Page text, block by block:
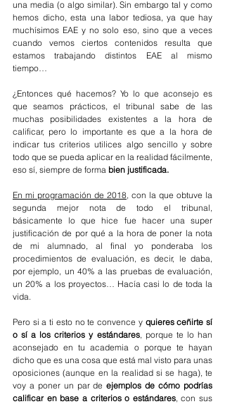
una media (o algo similar). Sin embargo tal y como
hemos dicho, esta una labor tediosa, ya que hay
muchísimos EAE y no solo eso, sino que a veces
cuando vemos ciertos contenidos resulta que
estamos trabajando distintos EAE al mismo
tiempo…
¿Entonces qué hacemos? Yo lo que aconsejo es
que seamos prácticos, el tribunal sabe de las
muchas posibilidades existentes a la hora de
calificar, pero lo importante es que a la hora de
indicar tus criterios utilices algo sencillo y sobre
todo que se pueda aplicar en la realidad fácilmente,
eso sí, siempre de forma bien justificada.
En mi programación de 2018, con la que obtuve la
segunda mejor nota de todo el tribunal,
básicamente lo que hice fue hacer una super
justificación de por qué a la hora de poner la nota
de mi alumnado, al final yo ponderaba los
procedimientos de evaluación, es decir, le daba,
por ejemplo, un 40% a las pruebas de evaluación,
un 20% a los proyectos… Hacía casi lo de toda la
vida.
Pero si a ti esto no te convence y quieres ceñirte sí
o sí a los criterios y estándares, porque te lo han
aconsejado en tu academia o porque te hayan
dicho que es una cosa que está mal visto para unas
oposiciones (aunque en la realidad si se haga), te
voy a poner un par de ejemplos de cómo podrías
calificar en base a criterios o estándares, con sus